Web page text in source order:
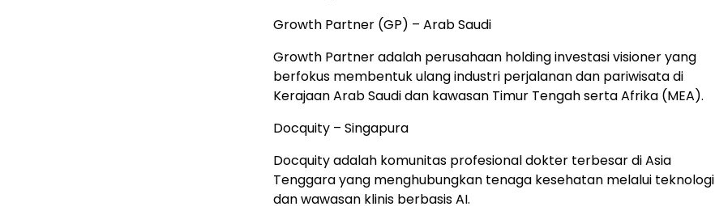
Growth Partner (GP) – Arab Saudi
Growth Partner adalah perusahaan holding investasi visioner yang
berfokus membentuk ulang industri perjalanan dan pariwisata di
Kerajaan Arab Saudi dan kawasan Timur Tengah serta Afrika (MEA).
Docquity – Singapura
Docquity adalah komunitas profesional dokter terbesar di Asia
Tenggara yang menghubungkan tenaga kesehatan melalui teknologi
dan wawasan klinis berbasis AI.